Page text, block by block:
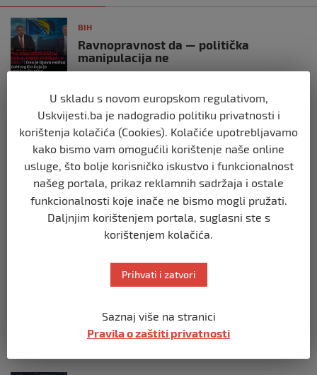
BIH
Ravnopravnost da — politička
manipulacija ne
BIH
Postoje razne špekulacije oko ukidanja
OHR-a – šta vi mislite?
prije 3 mjeseca
BIH
Zašto Bakir Izetbegović trenutno ima
najveće šanse za povratak u
Predsjedništvo BiH
Demantij Federalnog ministarstva
unutrašnjih poslova
U skladu s novom europskom regulativom,
Uskvijesti.ba je nadogradio politiku privatnosti i
korištenja kolačića (Cookies). Kolačiće upotrebljavamo
kako bismo vam omogućili korištenje naše online
usluge, što bolje korisničko iskustvo i funkcionalnost
našeg portala, prikaz reklamnih sadržaja i ostale
funkcionalnosti koje inače ne bismo mogli pružati.
Daljnjim korištenjem portala, suglasni ste s
korištenjem kolačića.
Prihvati i zatvori
Saznaj više na stranici
Pravila o zaštiti privatnosti